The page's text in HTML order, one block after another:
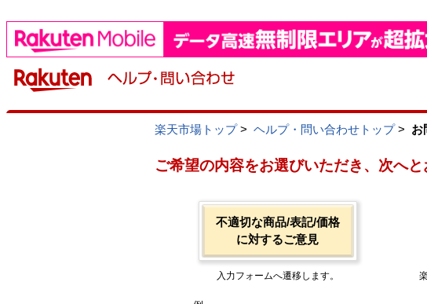
楽天市場トップ> ヘルプ・問い合わせトップ> お
ご希望の内容をお選びいただき、次へと
不適切な商品/表記/価格
に対するご意見
入力フォームへ遷移します。